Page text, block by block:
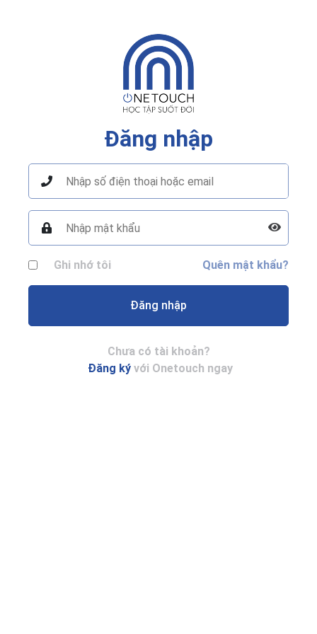
Đăng nhập
Ghi nhớ tôi Quên mật khẩu?
Đăng nhập
Chưa có tài khoản?
Đăng ký với Onetouch ngay